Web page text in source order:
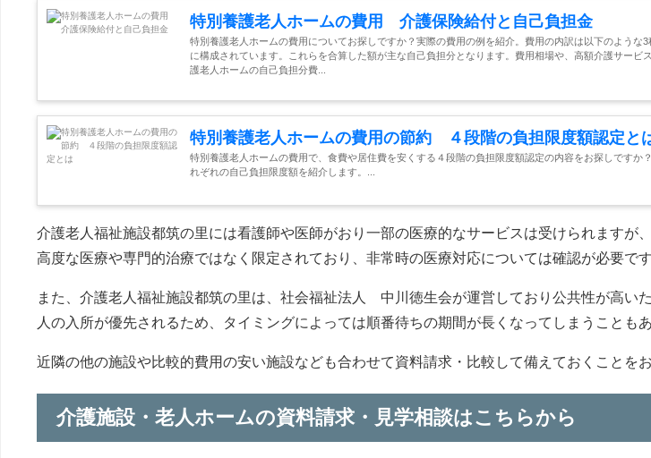
特別養護老人ホームの費用 介護保険給付と自己負担金
特別養護老人ホームの費用についてお探しですか？実際の費用の例を紹介。費用の内訳は以下のような
に構成されています。これらを合算した額が主な自己負担分となります。費用相場や、高額介護サービ
護老人ホームの自己負担分費...
特別養護老人ホームの費用の節約 ４段階の負担限度額認定と
特別養護老人ホームの費用で、食費や居住費を安くする４段階の負担限度額認定の内容をお探しですか
れぞれの自己負担限度額を紹介します。...
介護老人福祉施設都筑の里には看護師や医師がおり一部の医療的なサービスは受けられますが
高度な医療や専門的治療ではなく限定されており、非常時の医療対応については確認が必要です
また、介護老人福祉施設都筑の里は、社会福祉法人 中川徳生会が運営しており公共性が高い
人の入所が優先されるため、タイミングによっては順番待ちの期間が長くなってしまうこともあ
近隣の他の施設や比較的費用の安い施設なども合わせて資料請求・比較して備えておくことを
介護施設・老人ホームの資料請求・見学相談はこちらから